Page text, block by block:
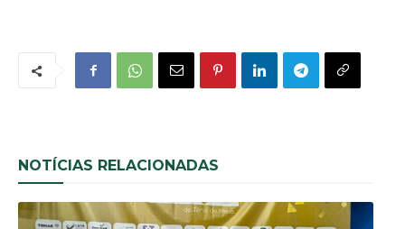
NOTÍCIAS RELACIONADAS